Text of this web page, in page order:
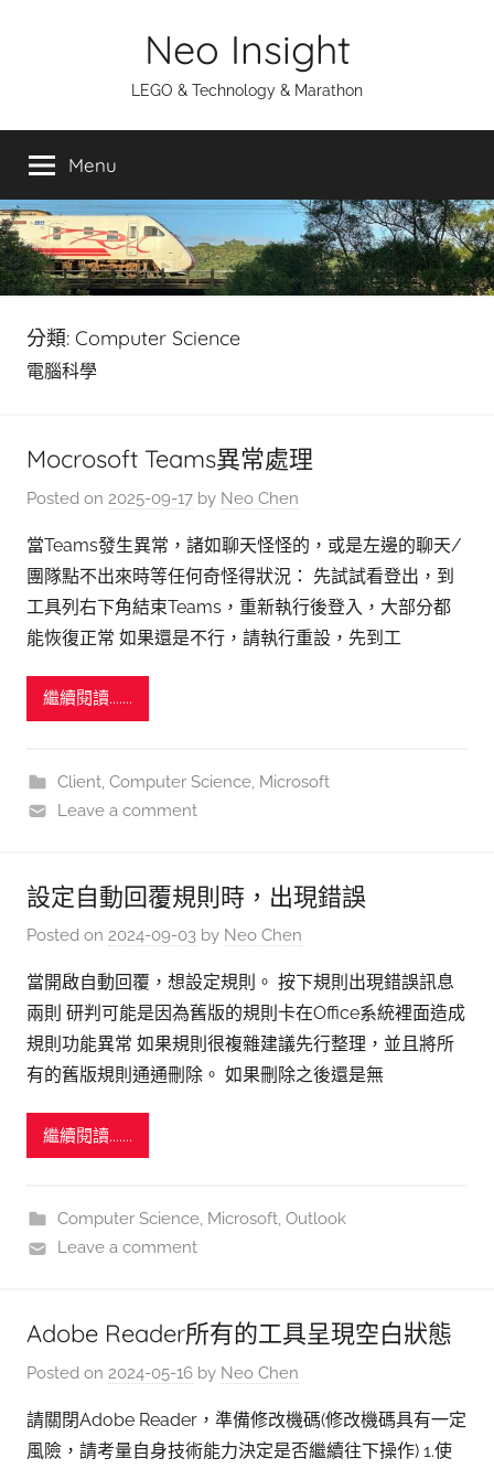
Neo Insight
LEGO & Technology & Marathon
Menu
分類: Computer Science
電腦科學
Mocrosoft Teams異常處理
Posted on 2025-09-17 by Neo Chen
當Teams發生異常，諸如聊天怪怪的，或是左邊的聊天/
團隊點不出來時等任何奇怪得狀況： 先試試看登出，到
工具列右下角結束Teams，重新執行後登入，大部分都
能恢復正常 如果還是不行，請執行重設，先到工
繼續閱讀.......
Client, Computer Science, Microsoft
Leave a comment
設定自動回覆規則時，出現錯誤
Posted on 2024-09-03 by Neo Chen
當開啟自動回覆，想設定規則。 按下規則出現錯誤訊息
兩則 研判可能是因為舊版的規則卡在Office系統裡面造成
規則功能異常 如果規則很複雜建議先行整理，並且將所
有的舊版規則通通刪除。 如果刪除之後還是無
繼續閱讀.......
Computer Science, Microsoft, Outlook
Leave a comment
Adobe Reader所有的工具呈現空白狀態
Posted on 2024-05-16 by Neo Chen
請關閉Adobe Reader，準備修改機碼(修改機碼具有一定
風險，請考量自身技術能力決定是否繼續往下操作) 1.使